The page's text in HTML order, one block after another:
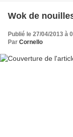
Wok de
Publié le 27/04/2013 à
Par Cornello